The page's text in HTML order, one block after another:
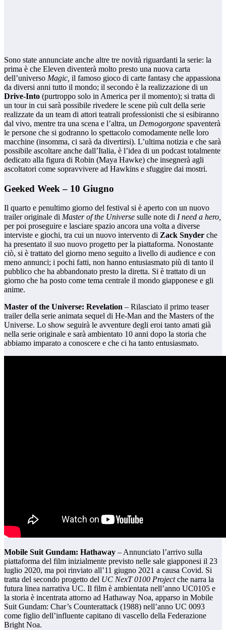
Sono state annunciate anche altre tre novità riguardanti la serie: la
prima è che Eleven diventerà molto presto una nuova carta
dell’universo Magic, il famoso gioco di carte fantasy che appassiona
da diversi anni tutto il mondo; il secondo è la realizzazione di un
Drive-Into (purtroppo solo in America per il momento); si tratta di
un tour in cui sarà possibile rivedere le scene più cult della serie
realizzate da un team di attori teatrali professionisti che si esibiranno
dal vivo, mentre tra una scena e l’altra, un Demogorgone spaventerà
le persone che si godranno lo spettacolo comodamente nelle loro
macchine (insomma, ci sarà da divertirsi). L’ultima notizia e che sarà
possibile ascoltare anche dall’Italia, è l’idea di un podcast totalmente
dedicato alla figura di Robin (Maya Hawke) che insegnerà agli
ascoltatori come sopravvivere ad Hawkins e sfuggire dai mostri.
Geeked Week – 10 Giugno
Il quarto e penultimo giorno del festival si è aperto con un nuovo
trailer originale di Master of the Universe sulle note di I need a hero,
per poi proseguire e lasciare spazio ancora una volta a diverse
interviste e giochi, tra cui un nuovo intervento di Zack Snyder che
ha presentato il suo nuovo progetto per la piattaforma. Nonostante
ciò, si è trattato del giorno meno seguito a livello di audience e con
meno annunci; i pochi fatti, non hanno entusiasmato più di tanto il
pubblico che ha abbandonato presto la diretta. Si è trattato di un
giorno che ha posto come tema centrale il mondo giapponese e gli
anime.
Master of the Universe: Revelation – Rilasciato il primo teaser
trailer della serie animata sequel di He-Man and the Masters of the
Universe. Lo show seguirà le avventure degli eroi tanto amati già
nella serie originale e sarà ambientato 10 anni dopo la storia che
abbiamo imparato a conoscere e che ci ha tanto entusiasmato.
Mobile Suit Gundam: Hathaway – Annunciato l’arrivo sulla
piattaforma del film inizialmente previsto nelle sale giapponesi il 23
luglio 2020, ma poi rinviato all’11 giugno 2021 a causa Covid. Si
tratta del secondo progetto del UC NexT 0100 Projectche narra la
futura linea narrativa UC. Il film è ambientata nell’anno UC0105 e
la storia è incentrata attorno ad Hathaway Noa, apparso in Mobile
Suit Gundam: Char’s Counterattack (1988) nell’anno UC 0093
come figlio dell’influente capitano di vascello della Federazione
Bright Noa.